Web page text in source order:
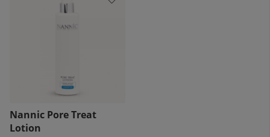
Nannic Pore Treat
Lotion